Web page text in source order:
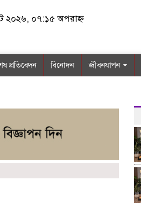
২০২৬, ০৭:১৫ অপরাহ্ন
প্রতিবেদন বিনোদন জীবনযাপন